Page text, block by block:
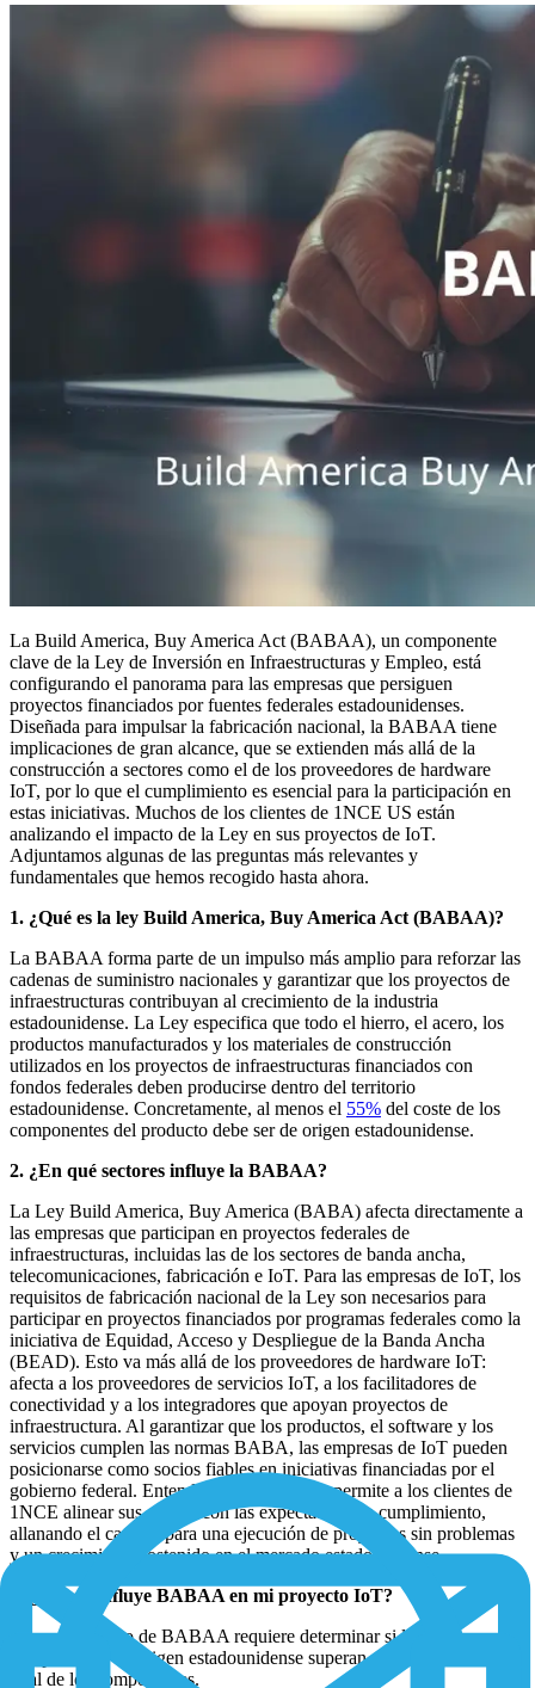
La Build America, Buy America Act (BABAA), un componente
clave de la Ley de Inversión en Infraestructuras y Empleo, está
configurando el panorama para las empresas que persiguen
proyectos financiados por fuentes federales estadounidenses.
Diseñada para impulsar la fabricación nacional, la BABAA tiene
implicaciones de gran alcance, que se extienden más allá de la
construcción a sectores como el de los proveedores de hardware
IoT, por lo que el cumplimiento es esencial para la participación en
estas iniciativas. Muchos de los clientes de 1NCE US están
analizando el impacto de la Ley en sus proyectos de IoT.
Adjuntamos algunas de las preguntas más relevantes y
fundamentales que hemos recogido hasta ahora.
1. ¿Qué es la ley Build America, Buy America Act (BABAA)?
La BABAA forma parte de un impulso más amplio para reforzar las
cadenas de suministro nacionales y garantizar que los proyectos de
infraestructuras contribuyan al crecimiento de la industria
estadounidense. La Ley especifica que todo el hierro, el acero, los
productos manufacturados y los materiales de construcción
utilizados en los proyectos de infraestructuras financiados con
fondos federales deben producirse dentro del territorio
estadounidense. Concretamente, al menos el 55% del coste de los
componentes del producto debe ser de origen estadounidense.
2. ¿En qué sectores influye la BABAA?
La Ley Build America, Buy America (BABA) afecta directamente a
las empresas que participan en proyectos federales de
infraestructuras, incluidas las de los sectores de banda ancha,
telecomunicaciones, fabricación e IoT. Para las empresas de IoT, los
requisitos de fabricación nacional de la Ley son necesarios para
participar en proyectos financiados por programas federales como la
iniciativa de Equidad, Acceso y Despliegue de la Banda Ancha
(BEAD). Esto va más allá de los proveedores de hardware IoT:
afecta a los proveedores de servicios IoT, a los facilitadores de
conectividad y a los integradores que apoyan proyectos de
infraestructura. Al garantizar que los productos, el software y los
servicios cumplen las normas BABA, las empresas de IoT pueden
posicionarse como socios fiables en iniciativas financiadas por el
gobierno federal. Entender estos requisitos permite a los clientes de
1NCE alinear sus ofertas con las expectativas de cumplimiento,
allanando el camino para una ejecución de proyectos sin problemas
y un crecimiento sostenido en el mercado estadounidense.
3. ¿Dónde influye BABAA en mi proyecto IoT?
El cumplimiento de BABAA requiere determinar si los
componentes de origen estadounidense superan el 55% del coste
total de los componentes.